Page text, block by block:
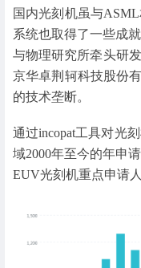
国内光刻机虽与
系统也取得了一些成
与物理研究所牵头研
京华卓荆轲科技股份
的技术垄断。
通过incopat工具对光
域2000年至今的年申
EUV光刻机重点申请